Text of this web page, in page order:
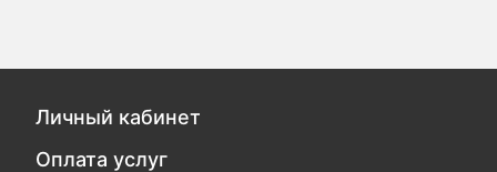
Личный кабинет
Оплата услуг